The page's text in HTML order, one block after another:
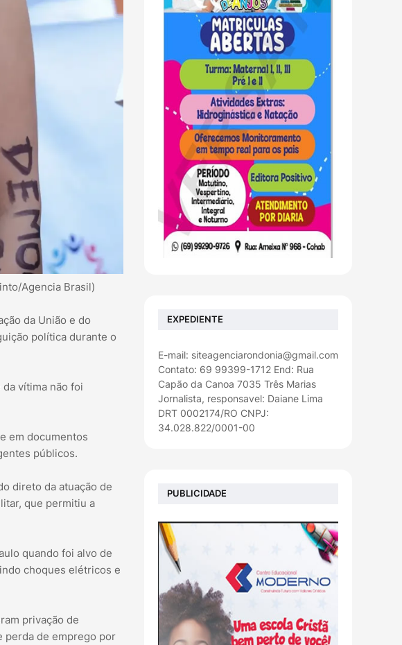
Agencia Brasil)
da União e do
política durante o
vítima não foi
em documentos
públicos.
direto da atuação de
que permitiu a
quando foi alvo de
choques elétricos e
privação de
perda de emprego por
EXPEDIENTE
E-mail: siteagenciarondonia@gmail.com
Contato: 69 99399-1712 End: Rua
Capão da Canoa 7035 Três Marias
Jornalista, responsavel: Daiane Lima
DRT 0002174/RO CNPJ:
34.028.822/0001-00
PUBLICIDADE